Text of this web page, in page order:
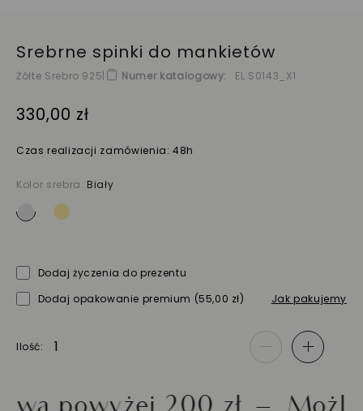
Srebrne spinki do mankietów
Żółte Srebro 925| Numer katalogowy EL S0143_X1
330,00 zł
Czas realizacji zamówienia: 48h
Kolor srebra: Biały
Dodaj życzenia do prezentu
Dodaj opakowanie premium (55,00 zł) Jak pakujemy
Ilość - +